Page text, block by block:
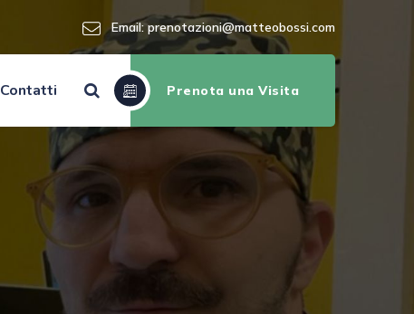
Email:prenotazioni@matteobossi.com
Contatti Prenota una Visita